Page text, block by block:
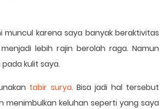
karena saya banyak beraktivitas
lebih rajin berolah raga. Namun
kulit saya.
tabir surya. Bisa jadi hal tersebut
menimbulkan keluhan seperti yang saya